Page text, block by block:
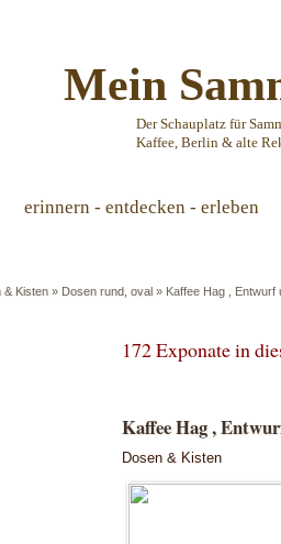
Mein
Der Schauplatz für
Kaffee, Berlin & alte
erinnern - entdecken - erleben
& Kisten » Dosen rund, oval » Kaffee Hag , Entwurf
172 Exponate in
Kaffee Hag ,
Dosen & Kisten